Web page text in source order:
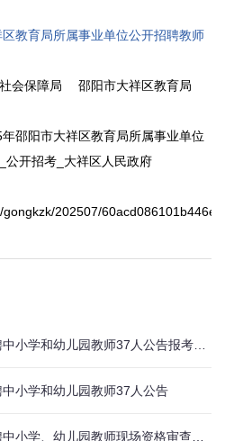
教育局所属事业单位公开招聘教师
会保障局 邵阳市大祥区教育局
阳市大祥区教育局所属事业单位
公开招考_大祥区人民政府
gongkzk/202507/
小学和幼儿园教师37人公告